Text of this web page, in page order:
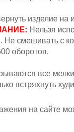
изделие на
Нельзя
Не смешивать с
оборотов.
все
встряхнуть
на сайте